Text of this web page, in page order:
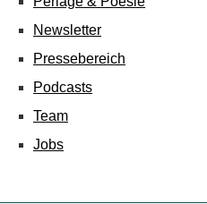
Newsletter
Pressebereich
Podcasts
Team
Jobs